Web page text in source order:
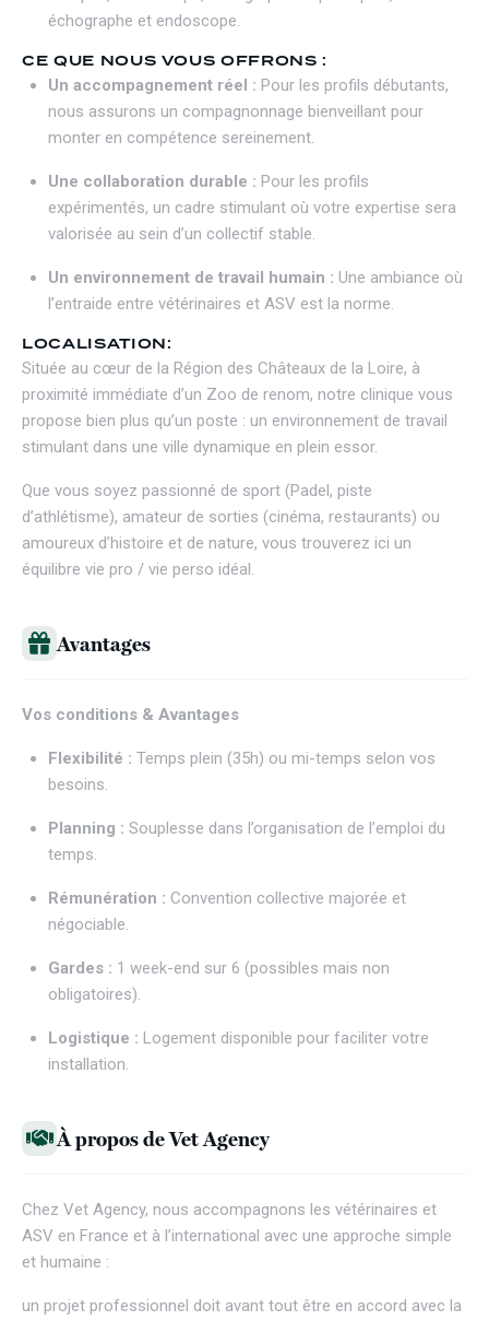
échographe et endoscope.
CE QUE NOUS VOUS OFFRONS :
Un accompagnement réel : Pour les profils débutants,
nous assurons un compagnonnage bienveillant pour
monter en compétence sereinement.
Une collaboration durable : Pour les profils
expérimentés, un cadre stimulant où votre expertise sera
valorisée au sein d’un collectif stable.
Un environnement de travail humain : Une ambiance où
l’entraide entre vétérinaires et ASV est la norme.
LOCALISATION:
Située au cœur de la Région des Châteaux de la Loire, à
proximité immédiate d’un Zoo de renom, notre clinique vous
propose bien plus qu’un poste : un environnement de travail
stimulant dans une ville dynamique en plein essor.
Que vous soyez passionné de sport (Padel, piste
d’athlétisme), amateur de sorties (cinéma, restaurants) ou
amoureux d’histoire et de nature, vous trouverez ici un
équilibre vie pro / vie perso idéal.
Avantages
Vos conditions & Avantages
Flexibilité : Temps plein (35h) ou mi-temps selon vos
besoins.
Planning : Souplesse dans l’organisation de l’emploi du
temps.
Rémunération : Convention collective majorée et
négociable.
Gardes : 1 week-end sur 6 (possibles mais non
obligatoires).
Logistique : Logement disponible pour faciliter votre
installation.
À propos de Vet Agency
Chez Vet Agency, nous accompagnons les vétérinaires et
ASV en France et à l’international avec une approche simple
et humaine :
un projet professionnel doit avant tout être en accord avec la